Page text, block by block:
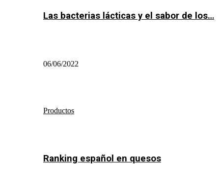
Las bacterias lácticas y el sabor de los…
06/06/2022
Productos
Ranking español en quesos